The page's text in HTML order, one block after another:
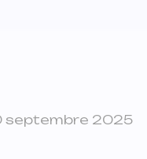
septembre 2025